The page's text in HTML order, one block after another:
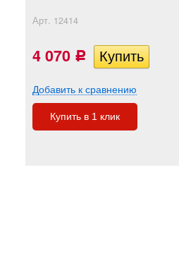
Арт. 12414
4 070 Р
Добавить к сравнению
Купить в 1 клик